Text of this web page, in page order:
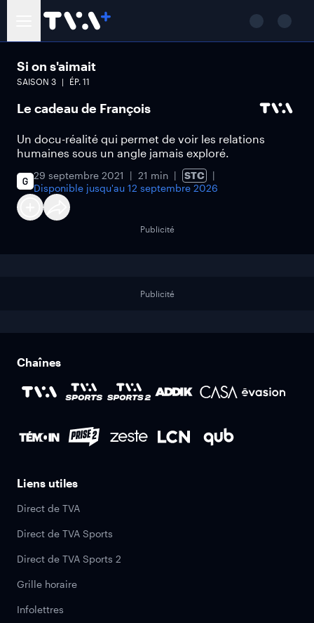
Si on s'aimait
SAISON 3 ÉP. 11
Le cadeau de François
Un docu-réalité qui permet de voir les relations
humaines sous un angle jamais exploré.
29 septembre 2021 21 min
STC
Disponible jusqu'au 12 septembre 2026
Publicité
Publicité
Chaînes
Liens utiles
Direct de TVA
Direct de TVA Sports
Direct de TVA Sports 2
Grille horaire
Infolettres